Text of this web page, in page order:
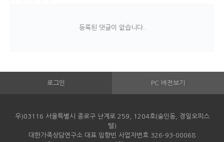
등록된 댓글이 없습니다.
로그인 PC 버전보기
우)03116 서울특별시 종로구 난계로 259, 1204호(숭인동, 경일오피스
텔)
대한가족상담연구소 대표 임향빈 사업자번호 326-93-00068